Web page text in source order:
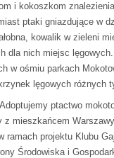
i kokoszkom
ptaki gniazdujące w
kowalik w zieleni
dla nich miejsc
w ośmiu parkach
lęgowych różnych
ptactwo
z mieszkańcem
ramach projektu Klubu
Środowiska i